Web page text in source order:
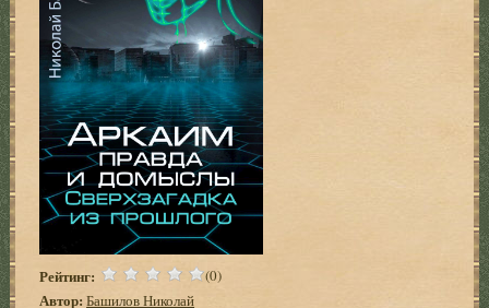
Рейтинг: (0)
Автор: Башилов Николай